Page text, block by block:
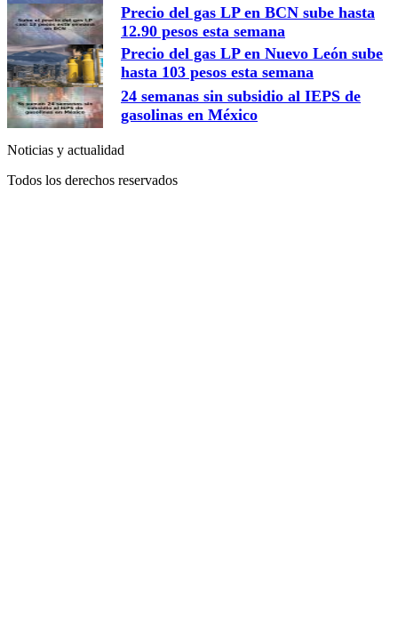
Precio del gas LP en BCN sube hasta
12.90 pesos esta semana
Precio del gas LP en Nuevo León sube
hasta 103 pesos esta semana
24 semanas sin subsidio al IEPS de
gasolinas en México
Noticias y actualidad
Todos los derechos reservados